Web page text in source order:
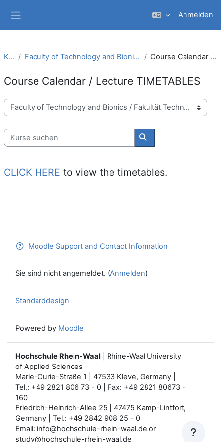
Anmelden
Kurse Faculty of Technology and Bionics / Fakultät Technologie und Bionik Course Calendar / Lecture TIMETABLES
Course Calendar / Lecture TIMETABLES
Kursbereiche
Kurse suchen
Kurse suchen
CLICK HERE to view the timetables.
Moodle Support and Contact Information
Sie sind nicht angemeldet. (Anmelden)
Standarddesign
Powered by Moodle
Hochschule Rhein-Waal | Rhine-Waal University
of Applied Sciences
Marie-Curie-Straße 1 | 47533 Kleve, Germany |
Tel.: +49 2821 806 73 - 0 | Fax: +49 2821 80673 -
160
Friedrich-Heinrich-Allee 25 | 47475 Kamp-Lintfort,
Germany | Tel.: +49 2842 908 25 - 0
Email: info@hochschule-rhein-waal.de or
study@hochschule-rhein-waal.de